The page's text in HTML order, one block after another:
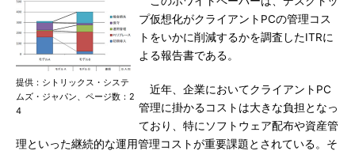
提供：シトリックス・システ
ムズ・ジャパン、ページ数：2
4
プ仮想化がクライアントPCの管理コス
トをいかに削減するかを調査したITRに
よる報告書である。
近年、企業においてクライアントPC
管理に掛かるコストは大きな負担となっ
ており、特にソフトウェア配布や資産管
理といった継続的な運用管理コストが重要課題とされている。そ